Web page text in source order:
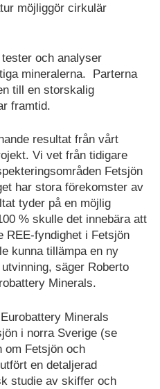
möjliggör cirkulär
och analyser
mineralerna. Parterna
till en storskalig
framtid.
resultat från vårt
Vi vet från tidigare
Fetsjön
har stora förekomster av
tyder på en möjlig
% skulle det innebära att
REE-fyndighet i Fetsjön
kunna tillämpa en ny
säger Roberto
Minerals.
Minerals
i norra Sverige (se
om Fetsjön och
en detaljerad
studie av skiffer och